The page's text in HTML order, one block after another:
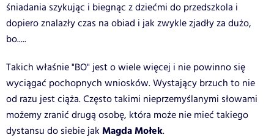
śniadania szykując i biegnąc z dziećmi do przedszkola i
dopiero znalazły czas na obiad i jak zwykle zjadły za dużo,
bo.....
Takich właśnie "BO" jest o wiele więcej i nie powinno się
wyciągać pochopnych wniosków. Wystający brzuch to nie
od razu jest ciąża. Często takimi nieprzemyślanymi słowami
możemy zranić drugą osobę, która może nie mieć takiego
dystansu do siebie jak Magda Mołek.